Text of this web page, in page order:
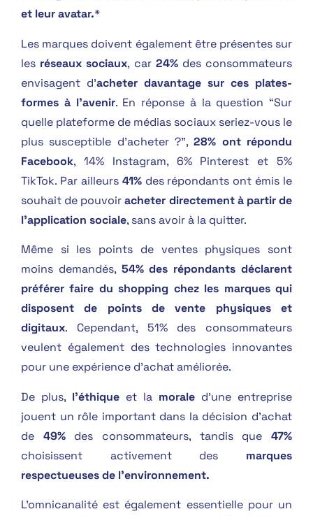
et leur avatar.*
Les marques doivent également être présentes sur
les réseaux sociaux, car 24% des consommateurs
envisagent d’acheter davantage sur ces plates-
formes à l’avenir. En réponse à la question “Sur
quelle plateforme de médias sociaux seriez-vous le
plus susceptible d’acheter ?”,28% ont répondu
Facebook, 14% Instagram, 6% Pinterest et 5%
TikTok. Par ailleurs 41%des répondants ont émis le
souhait de pouvoiracheter directement à partir de
l’application sociale, sans avoir à la quitter.
Même si les points de ventes physiques sont
moins demandés, 54% des répondants déclarent
préférer faire du shopping chez les marques qui
disposent de points de vente physiques et
digitaux. Cependant, 51% des consommateurs
veulent également des technologies innovantes
pour une expérience d’achat améliorée.
De plus, l’éthique et la morale d’une entreprise
jouent un rôle important dans la décision d’achat
de 49%des consommateurs, tandis que47%
choisissent activement des marques
respectueuses de l’environnement.
L’omnicanalité est également essentielle pour un